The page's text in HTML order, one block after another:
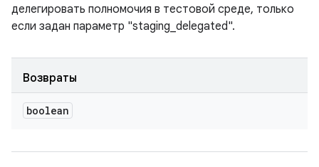
делегировать полномочия в тестовой среде, только
если задан параметр "staging_delegated".
Возвраты
boolean